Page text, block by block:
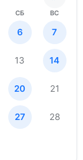
СБ ВС
6 7
13 14
20 21
27 28